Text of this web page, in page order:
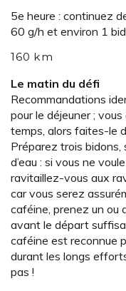
5e heure : continuez
60 g/h et environ 1
160 km
Le matin du défi
Recommandations
pour le déjeuner ;
temps, alors faites-le
Préparez trois
d’eau : si vous ne
ravitaillez-vous aux
car vous serez
caféine, prenez un ou
avant le départ
caféine est reconnue
durant les longs
pas !